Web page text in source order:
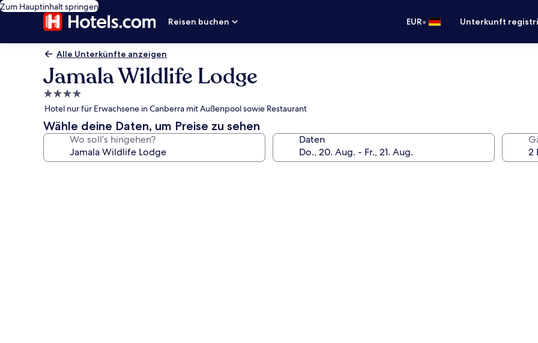
Zum Hauptinhalt springen
Reisen buchen
EUR• Unterkunft
Alle Unterkünfte anzeigen
Jamala Wildlife Lodge
4.0-
Sterne-
Unterkunft
Hotel nur für Erwachsene in Canberra mit Außenpool sowie Restaurant
Wähle deine Daten, um Preise zu sehen
Wo soll’s hingehen? Daten